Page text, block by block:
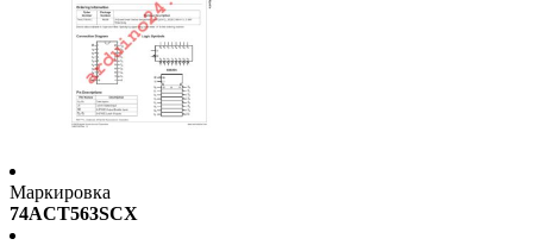
Маркировка
74ACT563SCX